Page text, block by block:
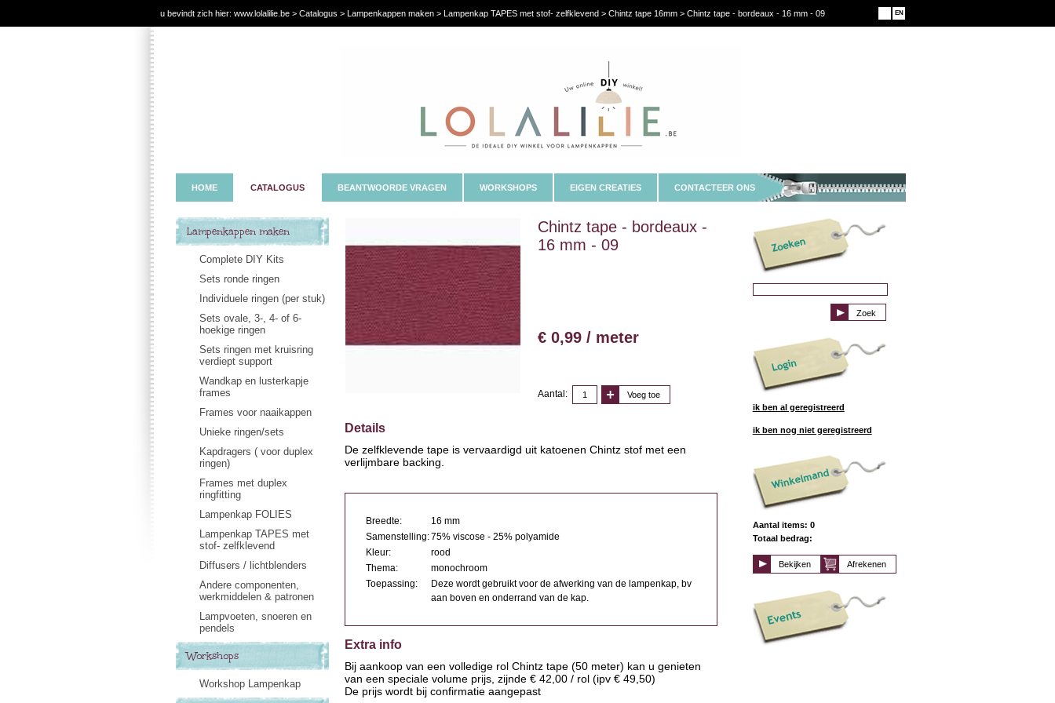
u bevindt zich hier: www.lolalilie.be > Catalogus > Lampenkappen maken > Lampenkap TAPES met stof- zelfklevend > Chintz tape 16mm > Chintz tape - bordeaux - 16 mm - 09 EN
HOME CATALOGUS BEANTWOORDE VRAGEN WORKSHOPS EIGEN CREATIES CONTACTEER ONS
Lampenkappen maken
Complete DIY Kits
Sets ronde ringen
Individuele ringen (per stuk)
Sets ovale, 3-, 4- of 6-
hoekige ringen
Sets ringen met kruisring
verdiept support
Wandkap en lusterkapje
frames
Frames voor naaikappen
Unieke ringen/sets
Kapdragers ( voor duplex
ringen)
Frames met duplex
ringfitting
Lampenkap FOLIES
Lampenkap TAPES met
stof- zelfklevend
Diffusers / lichtblenders
Andere componenten,
werkmiddelen & patronen
Lampvoeten, snoeren en
pendels
Workshops
Workshop Lampenkap
Chintz tape - bordeaux -
16 mm - 09
€ 0,99 / meter
Aantal: Voeg toe
Details
De zelfklevende tape is vervaardigd uit katoenen Chintz stof met een
verlijmbare backing.
Breedte:
16 mm
Samenstelling:75% viscose - 25% polyamide
Kleur:
rood
Thema:
monochroom
Toepassing:
Deze wordt gebruikt voor de afwerking van de lampenkap, bv
aan boven en onderrand van de kap.
Extra info
Bij aankoop van een volledige rol Chintz tape (50 meter) kan u genieten
van een speciale volume prijs, zijnde € 42,00 / rol (ipv € 49,50)
De prijs wordt bij confirmatie aangepast
ik ben al geregistreerd
ik ben nog niet geregistreerd
Aantal items: 0
Totaal bedrag:
Afrekenen
Bekijken